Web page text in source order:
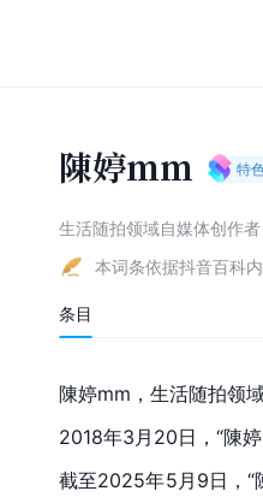
陳婷mm 特
生活随拍领域自媒体创作者
本词条依据抖音百科
条目
陳婷mm，生活随拍领
2018年3月20日，“陳
截至2025年5月9日，“